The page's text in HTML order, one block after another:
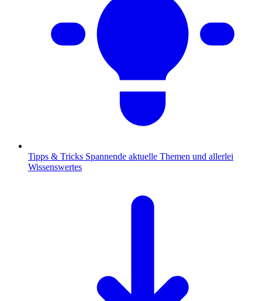
Tipps & Tricks Spannende aktuelle Themen und allerlei
Wissenswertes